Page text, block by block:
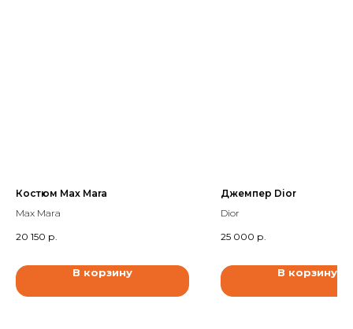
Костюм Max Mara
Max Mara
20 150 р.
В корзину
Джемпер Dior
Dior
25 000 р.
В корзину